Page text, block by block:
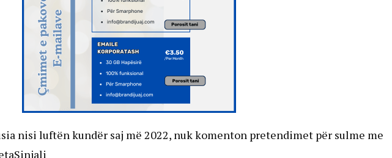
nisi luftën kundër saj më 2022, nuk komenton pretendimet për sulme me